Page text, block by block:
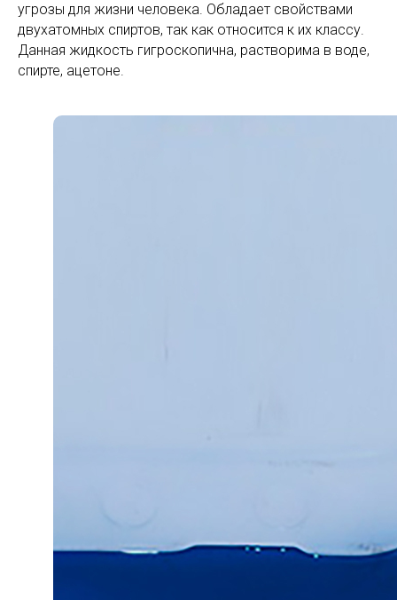
угрозы для жизни человека. Обладает свойствами
двухатомных спиртов, так как относится к их классу.
Данная жидкость гигроскопична, растворима в воде,
спирте, ацетоне.